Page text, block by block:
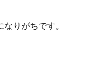
りがちです。